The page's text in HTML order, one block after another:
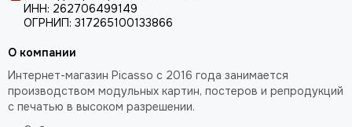
ИНН: 262706499149
ОГРНИП: 317265100133866
О компании
Интернет-магазин Picasso с 2016 года занимается
производством модульных картин, постеров и репродукций
с печатью в высоком разрешении.